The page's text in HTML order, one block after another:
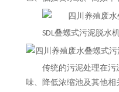
SDL叠螺式污泥脱水
传统的污泥处理在
味、降低浓缩池及其他